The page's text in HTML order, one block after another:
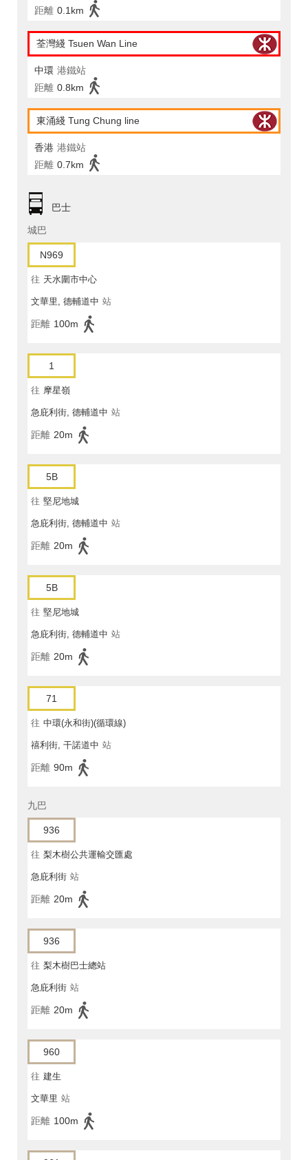
距離 0.1km
荃灣綫 Tsuen Wan Line
中環 港鐵站
距離 0.8km
東涌綫 Tung Chung line
香港 港鐵站
距離 0.7km
巴士
城巴
N969
往 天水圍市中心
文華里, 德輔道中 站
距離 100m
1
往 摩星嶺
急庇利街, 德輔道中 站
距離 20m
5B
往 堅尼地城
急庇利街, 德輔道中 站
距離 20m
5B
往 堅尼地城
急庇利街, 德輔道中 站
距離 20m
71
往 中環(永和街)(循環線)
禧利街, 干諾道中 站
距離 90m
九巴
936
往 梨木樹公共運輸交匯處
急庇利街 站
距離 20m
936
往 梨木樹巴士總站
急庇利街 站
距離 20m
960
往 建生
文華里 站
距離 100m